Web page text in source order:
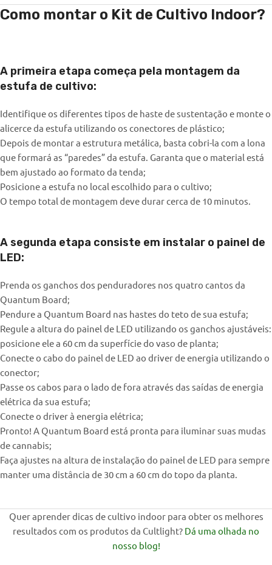
Como montar o Kit de Cultivo Indoor?
A primeira etapa começa pela montagem da
estufa de cultivo:
Identifique os diferentes tipos de haste de sustentação e monte o
alicerce da estufa utilizando os conectores de plástico;
Depois de montar a estrutura metálica, basta cobri-la com a lona
que formará as “paredes” da estufa. Garanta que o material está
bem ajustado ao formato da tenda;
Posicione a estufa no local escolhido para o cultivo;
O tempo total de montagem deve durar cerca de 10 minutos.
A segunda etapa consiste em instalar o painel de
LED:
Prenda os ganchos dos penduradores nos quatro cantos da
Quantum Board;
Pendure a Quantum Board nas hastes do teto de sua estufa;
Regule a altura do painel de LED utilizando os ganchos ajustáveis:
posicione ele a 60 cm da superfície do vaso de planta;
Conecte o cabo do painel de LED ao driver de energia utilizando o
conector;
Passe os cabos para o lado de fora através das saídas de energia
elétrica da sua estufa;
Conecte o driver à energia elétrica;
Pronto! A Quantum Board está pronta para iluminar suas mudas
de cannabis;
Faça ajustes na altura de instalação do painel de LED para sempre
manter uma distância de 30 cm a 60 cm do topo da planta.
Quer aprender dicas de cultivo indoor para obter os melhores
resultados com os produtos da Cultlight? Dá uma olhada no
nosso blog!